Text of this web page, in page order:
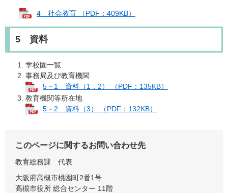
4 社会教育 （PDF：409KB）
5 資料
学校園一覧
事務局及び教育機関
5－1 資料（1，2） （PDF：135KB）
教育機関等所在地
5－2 資料（3） （PDF：132KB）
このページに関するお問い合わせ先
教育総務課
代表
大阪府高槻市桃園町2番1号
高槻市役所 総合センター 11階